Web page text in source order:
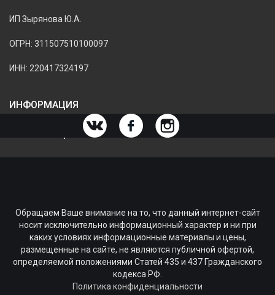
ИП Зырянова Ю.А.
ОГРН: 311507510100097
ИНН: 220417324197
ИНФОРМАЦИЯ
ИНФОРМАЦИЯ О МАГАЗИНЕ
Обращаем Ваше внимание на то, что данный интернет-сайт
носит исключительно информационный характер и ни при
каких условиях информационные материалы и цены,
размещенные на сайте, не являются публичной офертой,
определяемой положениями Статей 435 и 437 Гражданского
кодекса РФ.
Политика конфиденциальности